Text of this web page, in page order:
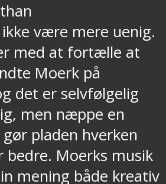
ikke være mere uenig.
med at fortælle at
Moerk på
det er selvfølgelig
men næppe en
pladen hverken
Moerks musik
mening både kreativ